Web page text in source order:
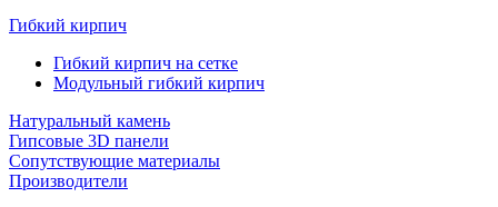
Гибкий кирпич
Гибкий кирпич на сетке
Модульный гибкий кирпич
Натуральный камень
Гипсовые 3D панели
Сопутствующие материалы
Производители